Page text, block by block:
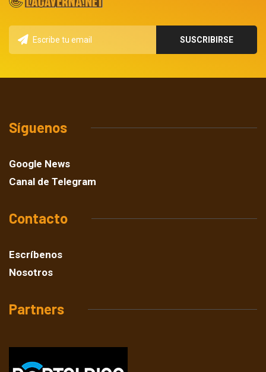
Síguenos
Google News
Canal de Telegram
Contacto
Escríbenos
Nosotros
Partners